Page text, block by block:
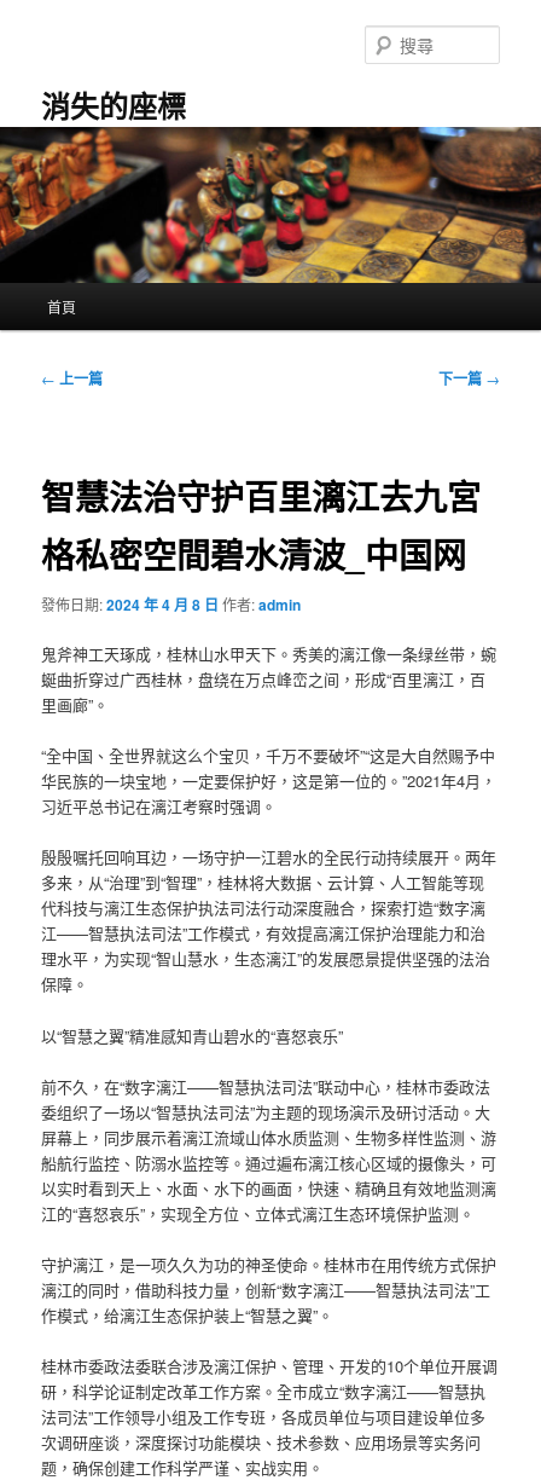
容
消失的座標
尋
首頁
文
← 上一篇 下一篇 →
智慧法治守护百里漓江去九宮
格私密空間碧水清波_中国网
發佈日期:2024 年 4 月 8 日 作者:admin
鬼斧神工天琢成，桂林山水甲天下。秀美的漓江像一条绿丝带，蜿
蜒曲折穿过广西桂林，盘绕在万点峰峦之间，形成“百里漓江，百
里画廊”。
“全中国、全世界就这么个宝贝，千万不要破坏”“这是大自然赐予中
华民族的一块宝地，一定要保护好，这是第一位的。”2021年4月，
习近平总书记在漓江考察时强调。
殷殷嘱托回响耳边，一场守护一江碧水的全民行动持续展开。两年
多来，从“治理”到“智理”，桂林将大数据、云计算、人工智能等现
代科技与漓江生态保护执法司法行动深度融合，探索打造“数字漓
江——智慧执法司法”工作模式，有效提高漓江保护治理能力和治
理水平，为实现“智山慧水，生态漓江”的发展愿景提供坚强的法治
保障。
以“智慧之翼”精准感知青山碧水的“喜怒哀乐”
前不久，在“数字漓江——智慧执法司法”联动中心，桂林市委政法
委组织了一场以“智慧执法司法”为主题的现场演示及研讨活动。大
屏幕上，同步展示着漓江流域山体水质监测、生物多样性监测、游
船航行监控、防溺水监控等。通过遍布漓江核心区域的摄像头，可
以实时看到天上、水面、水下的画面，快速、精确且有效地监测漓
江的“喜怒哀乐”，实现全方位、立体式漓江生态环境保护监测。
守护漓江，是一项久久为功的神圣使命。桂林市在用传统方式保护
漓江的同时，借助科技力量，创新“数字漓江——智慧执法司法”工
作模式，给漓江生态保护装上“智慧之翼”。
桂林市委政法委联合涉及漓江保护、管理、开发的10个单位开展调
研，科学论证制定改革工作方案。全市成立“数字漓江——智慧执
法司法”工作领导小组及工作专班，各成员单位与项目建设单位多
次调研座谈，深度探讨功能模块、技术参数、应用场景等实务问
题，确保创建工作科学严谨、实战实用。